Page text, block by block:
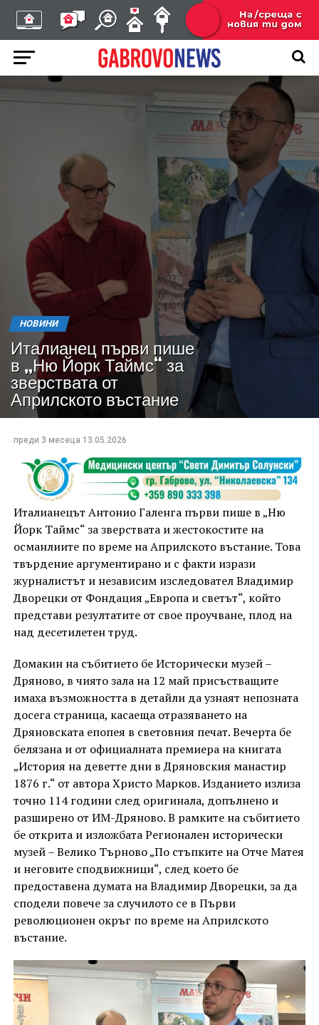
НОВИНИ
Италианец първи пише
в „Ню Йорк Таймс“ за
зверствата от
Априлското въстание
преди 3 месеца 13.05.2026
Италианецът Антонио Галенга първи пише в „Ню
Йорк Таймс“ за зверствата и жестокостите на
османлиите по време на Априлското въстание. Това
твърдение аргументирано и с факти изрази
журналистът и независим изследовател Владимир
Дворецки от Фондация „Европа и светът“, който
представи резултатите от свое проучване, плод на
над десетилетен труд.
Домакин на събитието бе Исторически музей –
Дряново, в чиято зала на 12 май присъстващите
имаха възможността в детайли да узнаят непозната
досега страница, касаеща отразяването на
Дряновската епопея в световния печат. Вечерта бе
белязана и от официалната премиера на книгата
„История на деветте дни в Дряновския манастир
1876 г.“ от автора Христо Марков. Изданието излиза
точно 114 години след оригинала, допълнено и
разширено от ИМ-Дряново. В рамките на събитието
бе открита и изложбата Регионален исторически
музей – Велико Търново „По стъпките на Отче Матея
и неговите сподвижници“, след което бе
предоставена думата на Владимир Дворецки, за да
сподели повече за случилото се в Първи
революционен окръг по време на Априлското
въстание.